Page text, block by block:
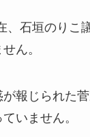
、石垣のりこ
ん。
報じられた
いません。